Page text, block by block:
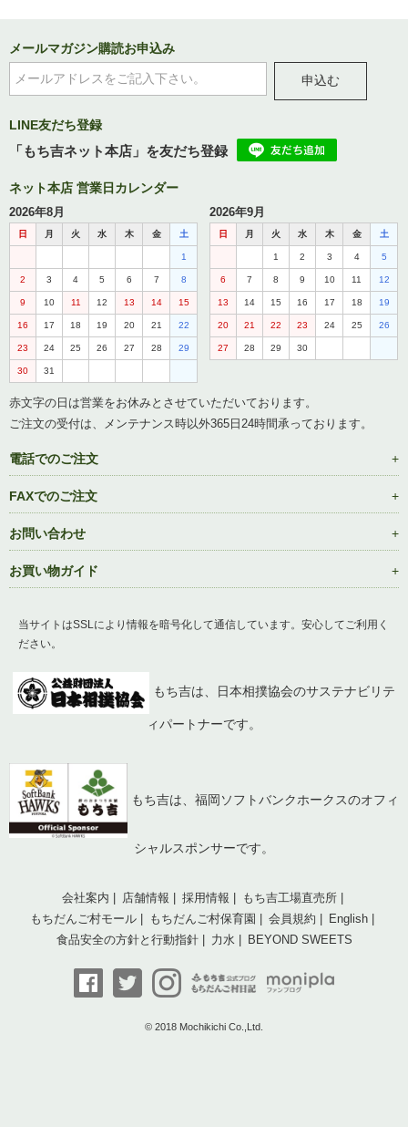
メールマガジン購読お申込み
申込む
LINE友だち登録
「もち吉ネット本店」を友だち登録
ネット本店 営業日カレンダー
2026年8月
日 月 火 水 木 金 土
1
2 3 4 5 6 7 8
9 10 11 12 13 14 15
16 17 18 19 20 21 22
23 24 25 26 27 28 29
30 31
2026年9月
日 月 火 水 木 金 土
1 2 3 4 5
6 7 8 9 10 11 12
13 14 15 16 17 18 19
20 21 22 23 24 25 26
27 28 29 30
赤文字の日は営業をお休みとさせていただいております。
ご注文の受付は、メンテナンス時以外365日24時間承っております。
電話でのご注文
FAXでのご注文
お問い合わせ
お買い物ガイド
当サイトはSSLにより情報を暗号化して通信しています。安心してご利用く
ださい。
もち吉は、日本相撲協会のサステナビリテ
ィパートナーです。
もち吉は、福岡ソフトバンクホークスのオフィ
シャルスポンサーです。
会社案内 店舗情報 採用情報
もち吉工場直売所
もちだんご村モール
もちだんご村保育園 会員規約
English
食品安全の方針と行動指針
力水 BEYOND SWEETS
© 2018 Mochikichi Co.,Ltd.